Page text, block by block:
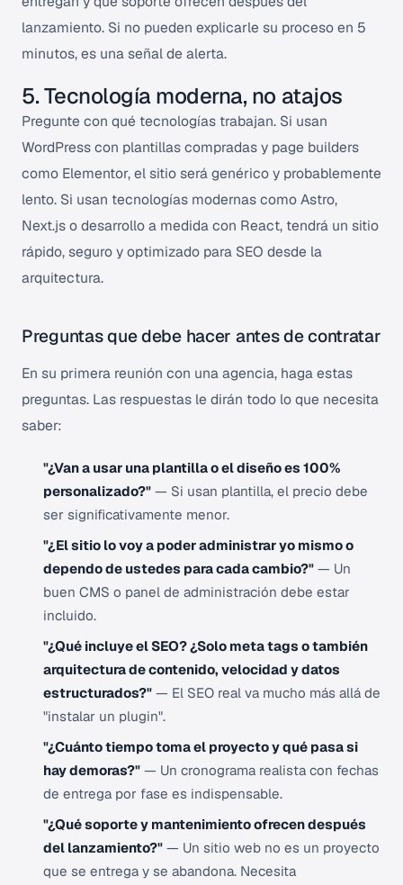
lanzamiento. Si no pueden explicarle su proceso en 5
minutos, es una señal de alerta.
5. Tecnología moderna, no atajos
Pregunte con qué tecnologías trabajan. Si usan
WordPress con plantillas compradas y page builders
como Elementor, el sitio será genérico y probablemente
lento. Si usan tecnologías modernas como Astro,
Next.js o desarrollo a medida con React, tendrá un sitio
rápido, seguro y optimizado para SEO desde la
arquitectura.
Preguntas que debe hacer antes de contratar
En su primera reunión con una agencia, haga estas
preguntas. Las respuestas le dirán todo lo que necesita
saber:
"¿Van a usar una plantilla o el diseño es 100%
personalizado?" — Si usan plantilla, el precio debe
ser significativamente menor.
"¿El sitio lo voy a poder administrar yo mismo o
dependo de ustedes para cada cambio?" — Un
buen CMS o panel de administración debe estar
incluido.
"¿Qué incluye el SEO? ¿Solo meta tags o también
arquitectura de contenido, velocidad y datos
estructurados?" — El SEO real va mucho más allá de
"instalar un plugin".
"¿Cuánto tiempo toma el proyecto y qué pasa si
hay demoras?" — Un cronograma realista con fechas
de entrega por fase es indispensable.
"¿Qué soporte y mantenimiento ofrecen después
del lanzamiento?" — Un sitio web no es un proyecto
que se entrega y se abandona. Necesita